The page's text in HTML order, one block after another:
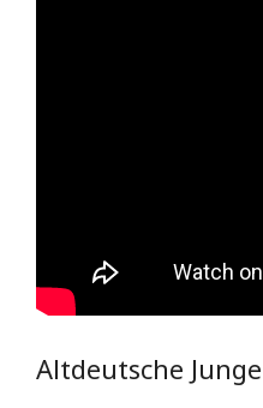
Altdeutsche